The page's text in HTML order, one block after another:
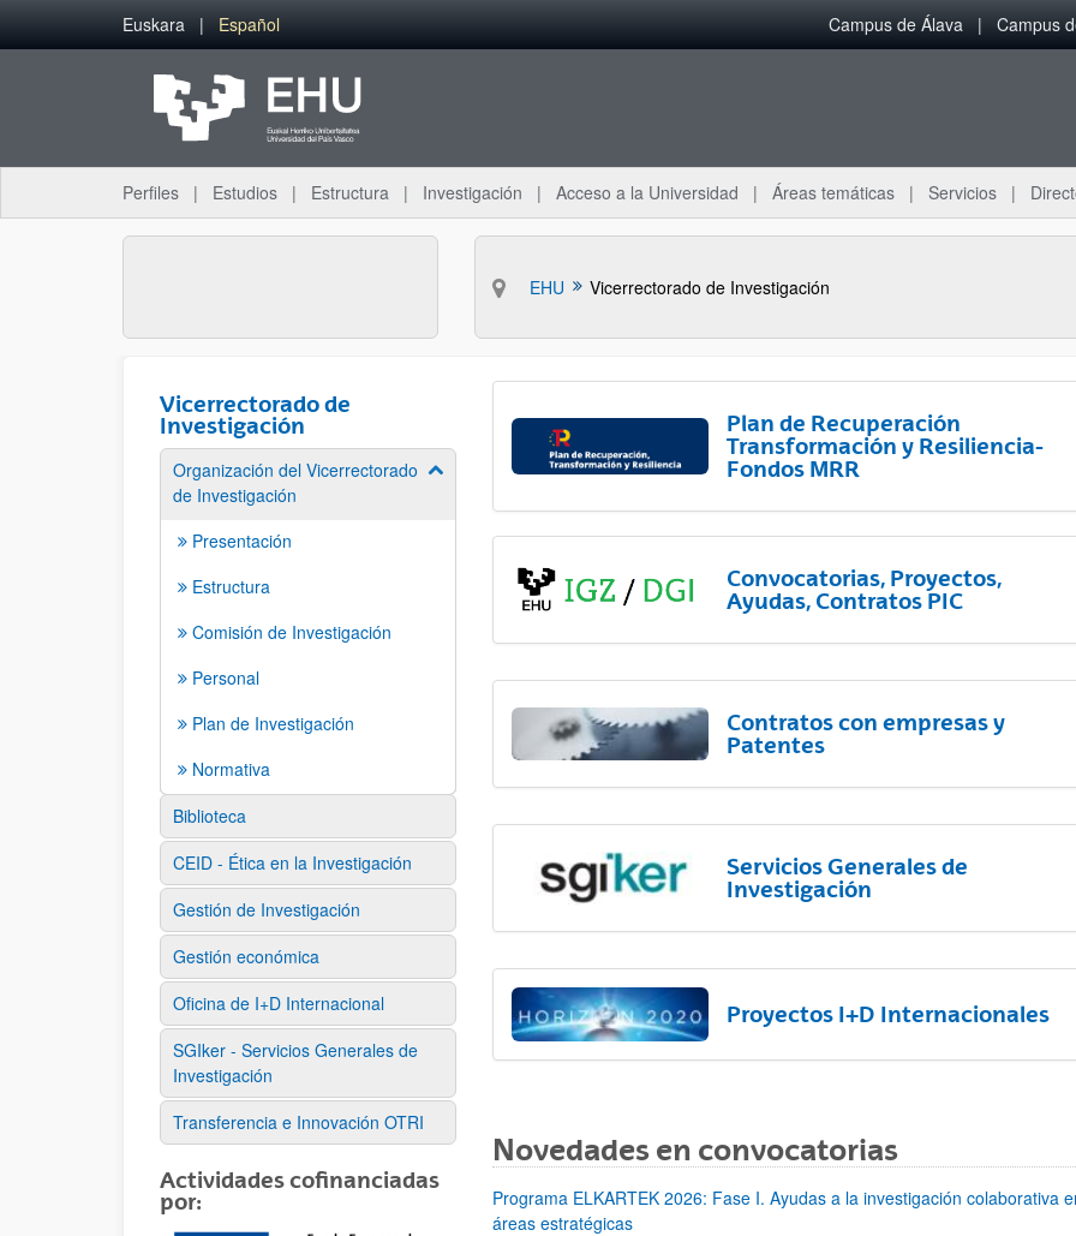
Saltar al contenido principal
Euskara Español Campus de Álava Campus
Perfiles Estudios Estructura Investigación Acceso a la Universidad Áreas temáticas Servicios
EHU Vicerrectorado de Investigación
Vicerrectorado de
Investigación
Organización del Vicerrectorado
de Investigación
Mostrar/ocultar subpáginas
Presentación
Estructura
Comisión de Investigación
Personal
Plan de Investigación
Normativa
Biblioteca
CEID - Ética en la Investigación
Gestión de Investigación
Gestión económica
Oficina de I+D Internacional
SGIker - Servicios Generales de
Investigación
Transferencia e Innovación OTRI
Actividades cofinanciadas
por:
Plan de Recuperación
Transformación y Resiliencia-
Fondos MRR
Convocatorias, Proyectos,
Ayudas, Contratos PIC
Contratos con empresas y
Patentes
Servicios Generales de
Investigación
Proyectos I+D Internacionales
Novedades en convocatorias
Programa ELKARTEK 2026: Fase I. Ayudas a la investigación colaborativa
áreas estratégicas